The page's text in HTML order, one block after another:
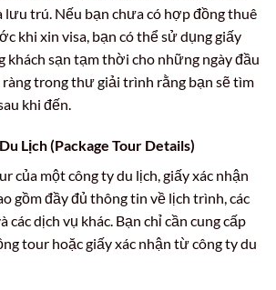
lưu trú. Nếu bạn chưa có hợp đồng thuê
khi xin visa, bạn có thể sử dụng giấy
khách sạn tạm thời cho những ngày đầu
trong thư giải trình rằng bạn sẽ tìm
khi đến.
Lịch (Package Tour Details)
của một công ty du lịch, giấy xác nhận
gồm đầy đủ thông tin về lịch trình, các
các dịch vụ khác. Bạn chỉ cần cung cấp
tour hoặc giấy xác nhận từ công ty du